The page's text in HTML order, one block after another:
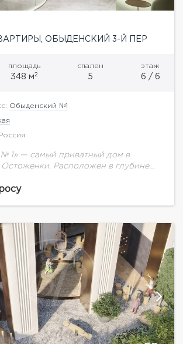
ОБЫДЕНСКИЙ 3-Й ПЕР
площадь
348 м2
спален
5
этаж
6 / 6
Обыденский №1
1» — самый приватный дом в
Остоженки. Расположен в глубине
26 квартир, ситихаусов, вилл...